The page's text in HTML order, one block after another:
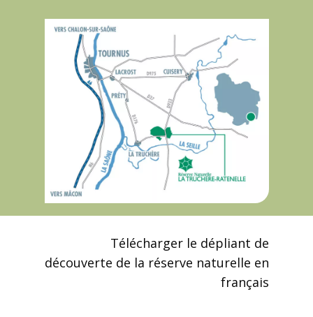
Télécharger le dépliant de
découverte de la réserve naturelle en
français